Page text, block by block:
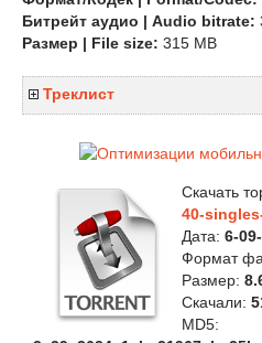
Битрейт аудио | Audio bitrate:
Размер | File size: 315 MB
Треклист
Скачать
40-
Дата: 6-
Формат
Размер:
Скачали:
MD5: